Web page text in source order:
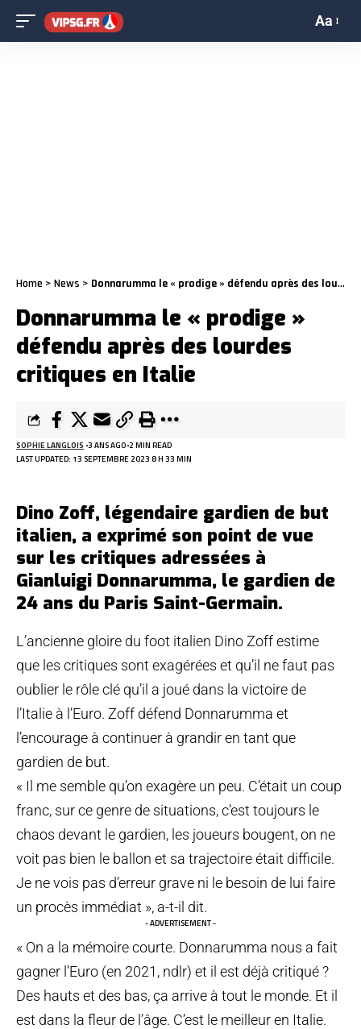
Aa
Home > News > Donnarumma le « prodige » défendu après des lourdes critiques en Italie
Donnarumma le « prodige »
défendu après des lourdes
critiques en Italie
LAST UPDATED: 13 SEPTEMBRE 2023 8 H 33 MIN
SOPHIE LANGLOIS 3 ANS AGO 2 MIN READ
Dino Zoff, légendaire gardien de but
italien, a exprimé son point de vue
sur les critiques adressées à
Gianluigi Donnarumma, le gardien de
24 ans du Paris Saint-Germain.
L’ancienne gloire du foot italien Dino Zoff estime
que les critiques sont exagérées et qu’il ne faut pas
oublier le rôle clé qu’il a joué dans la victoire de
l’Italie à l’Euro. Zoff défend Donnarumma et
l’encourage à continuer à grandir en tant que
gardien de but.
« Il me semble qu’on exagère un peu. C’était un coup
franc, sur ce genre de situations, c’est toujours le
chaos devant le gardien, les joueurs bougent, on ne
voit pas bien le ballon et sa trajectoire était difficile.
Je ne vois pas d’erreur grave ni le besoin de lui faire
un procès immédiat », a-t-il dit.
- ADVERTISEMENT -
« On a la mémoire courte. Donnarumma nous a fait
gagner l’Euro (en 2021, ndlr) et il est déjà critiqué ?
Des hauts et des bas, ça arrive à tout le monde. Et il
est dans la fleur de l’âge. C’est le meilleur en Italie.